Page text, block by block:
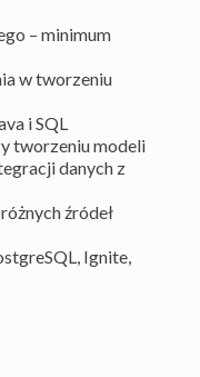
– minimum
w tworzeniu
i SQL
tworzeniu modeli
danych z
źródeł
Ignite,